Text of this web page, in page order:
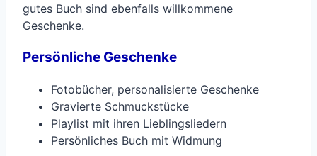
gutes Buch sind ebenfalls willkommene
Geschenke.
Persönliche Geschenke
Fotobücher, personalisierte Geschenke
Gravierte Schmuckstücke
Playlist mit ihren Lieblingsliedern
Persönliches Buch mit Widmung